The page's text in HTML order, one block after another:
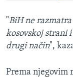
"BiH ne
kosovskoj strani
drugi način",
Prema njegovim